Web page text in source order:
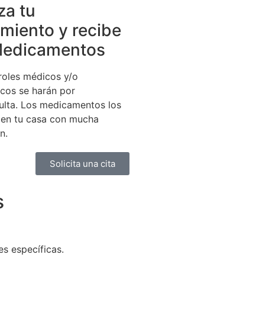
tu
y recibe
médicos y/o
se harán por
Los medicamentos los
tu casa con mucha
Solicita una cita
específicas.